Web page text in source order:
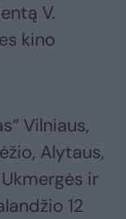
V.
kino
Vilniaus,
Alytaus,
ir
12